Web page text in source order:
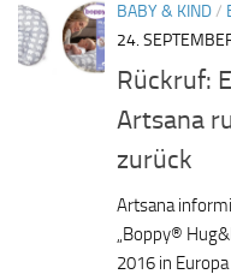
BABY & KIND/
24.
Rückruf:
Artsana
zurück
Artsana
„Boppy®
2016 in